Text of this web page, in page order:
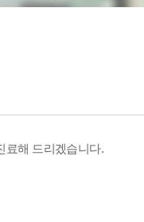
료해 드리겠습니다.